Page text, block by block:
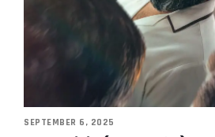
SEPTEMBER 6, 2025